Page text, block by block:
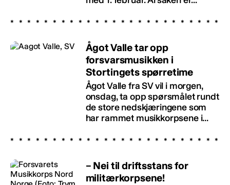
Ågot Valle tar opp
forsvarsmusikken i
Stortingets spørretime
Ågot Valle fra SV vil i morgen,
onsdag, ta opp spørsmålet rundt
de store nedskjæringene som
har rammet musikkorpsene i...
– Nei til driftsstans for
militærkorpsene!